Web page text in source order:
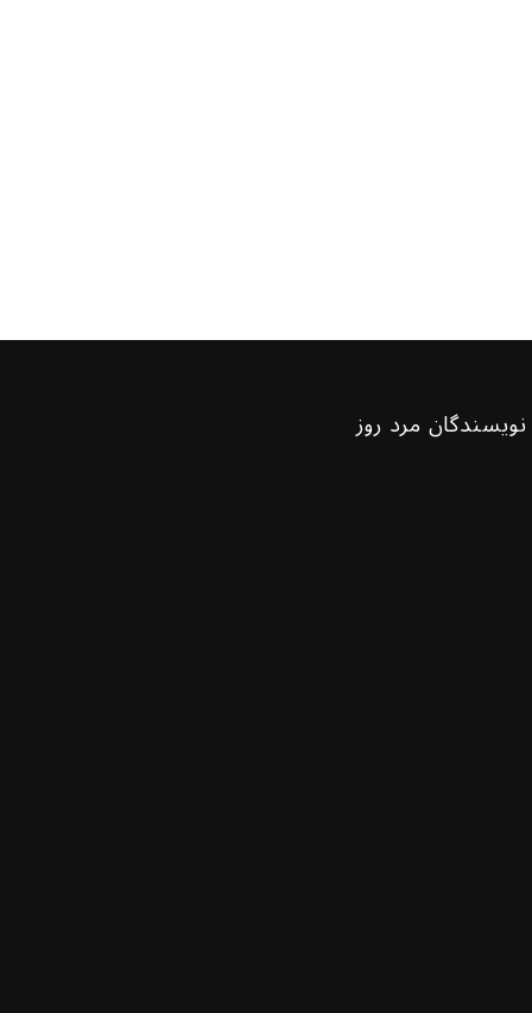
نویسندگان مرد روز